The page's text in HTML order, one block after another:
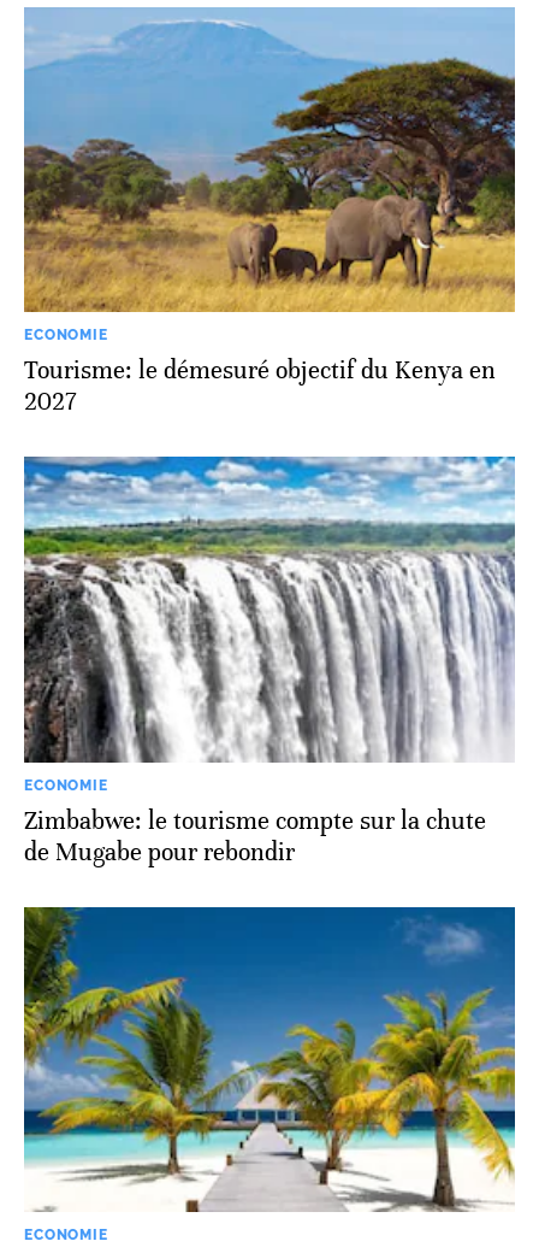
ECONOMIE
Tourisme: le démesuré objectif du Kenya en
2027
ECONOMIE
Zimbabwe: le tourisme compte sur la chute
de Mugabe pour rebondir
ECONOMIE